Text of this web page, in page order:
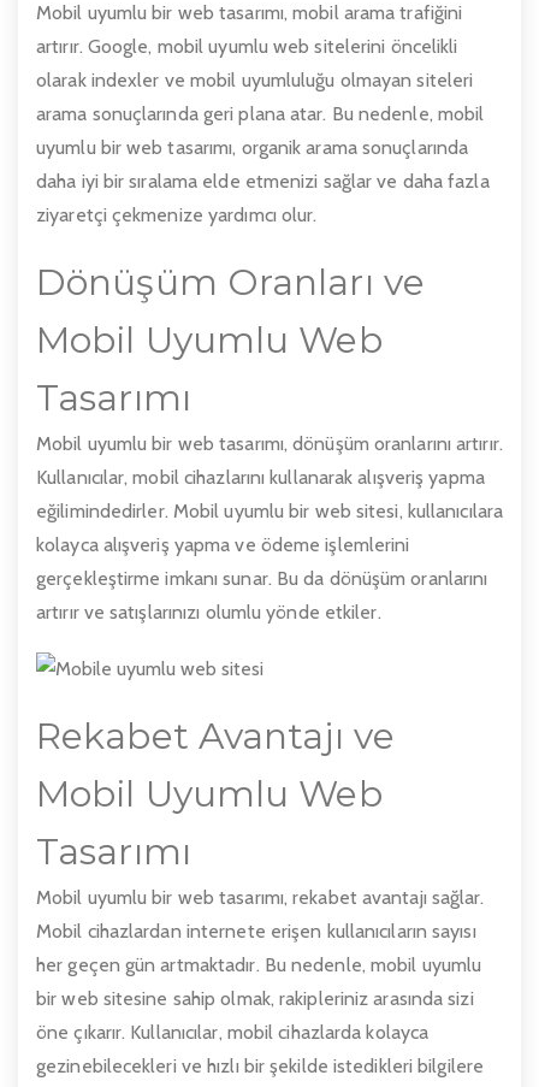
Mobil uyumlu bir web tasarımı, mobil arama trafiğini
artırır. Google, mobil uyumlu web sitelerini öncelikli
olarak indexler ve mobil uyumluluğu olmayan siteleri
arama sonuçlarında geri plana atar. Bu nedenle, mobil
uyumlu bir web tasarımı, organik arama sonuçlarında
daha iyi bir sıralama elde etmenizi sağlar ve daha fazla
ziyaretçi çekmenize yardımcı olur.
Dönüşüm Oranları ve
Mobil Uyumlu Web
Tasarımı
Mobil uyumlu bir web tasarımı, dönüşüm oranlarını artırır.
Kullanıcılar, mobil cihazlarını kullanarak alışveriş yapma
eğilimindedirler. Mobil uyumlu bir web sitesi, kullanıcılara
kolayca alışveriş yapma ve ödeme işlemlerini
gerçekleştirme imkanı sunar. Bu da dönüşüm oranlarını
artırır ve satışlarınızı olumlu yönde etkiler.
Rekabet Avantajı ve
Mobil Uyumlu Web
Tasarımı
Mobil uyumlu bir web tasarımı, rekabet avantajı sağlar.
Mobil cihazlardan internete erişen kullanıcıların sayısı
her geçen gün artmaktadır. Bu nedenle, mobil uyumlu
bir web sitesine sahip olmak, rakipleriniz arasında sizi
öne çıkarır. Kullanıcılar, mobil cihazlarda kolayca
gezinebilecekleri ve hızlı bir şekilde istedikleri bilgilere